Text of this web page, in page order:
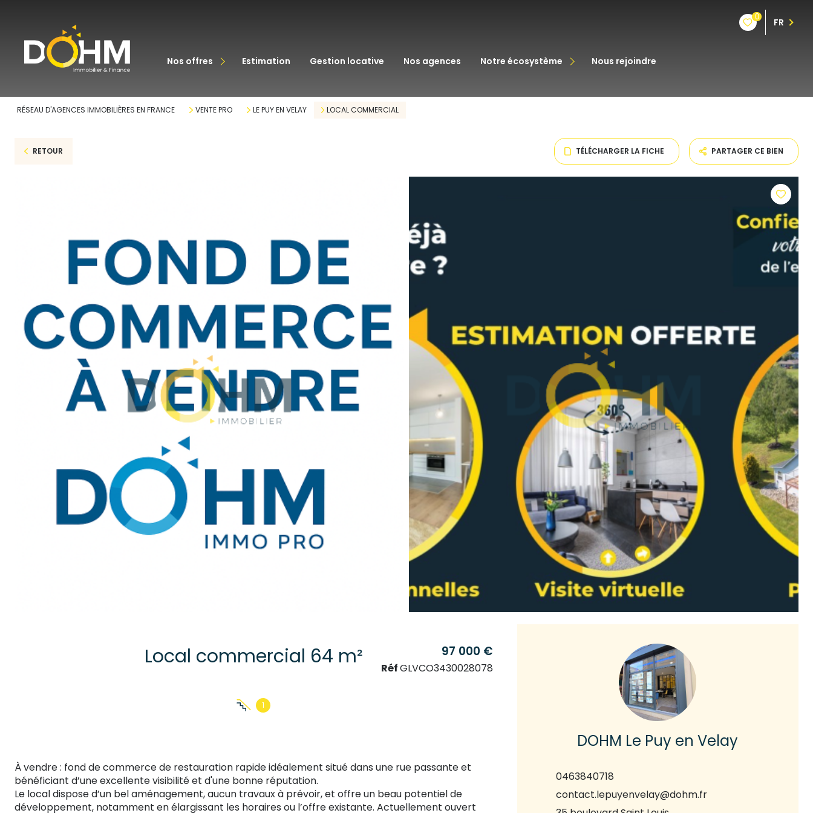
0 FR
nos offres
acheter estimation gestion locative nos agences notre écosystème
courtage en prêt
nous rejoindre
RÉSEAU D'AGENCES IMMOBILIÈRES EN FRANCE VENTE PRO LE PUY EN VELAY LOCAL COMMERCIAL
RETOUR TÉLÉCHARGER LA FICHE PARTAGER CE BIEN
Local commercial 64 m²
1
97 000 €
RéfGLVCO3430028078
À vendre : fond de commerce de restauration rapide idéalement situé dans une rue passante et
bénéficiant d’une excellente visibilité et d'une bonne réputation.
Le local dispose d’un bel aménagement, aucun travaux à prévoir, et offre un beau potentiel de
développement, notamment en élargissant les horaires ou l’offre existante. Actuellement ouvert
DOHM Le Puy en Velay
0463840718
contact.lepuyenvelay@dohm.fr